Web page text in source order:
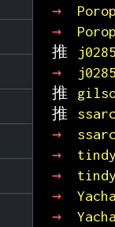
→
→
推
→
推
推
ssarc
→
ssarc
→
tindy
→
tindy
→
→